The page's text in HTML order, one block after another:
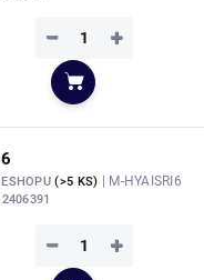
+
−
Do košíku
(>5 KS) | M-HYAISRI6
+
−